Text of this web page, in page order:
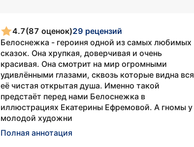
4.7(87 оценок)29 рецензий
Белоснежка - героиня одной из самых любимых
сказок. Она хрупкая, доверчивая и очень
красивая. Она смотрит на мир огромными
удивлёнными глазами, сквозь которые видна вся
её чистая открытая душа. Именно такой
предстаёт перед нами Белоснежка в
иллюстрациях Екатерины Ефремовой. А гномы у
молодой художни
Полная аннотация